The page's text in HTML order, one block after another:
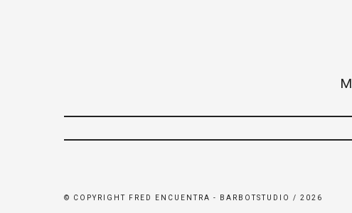
© COPYRIGHT FRED ENCUENTRA - BARBOTSTUDIO / 2026